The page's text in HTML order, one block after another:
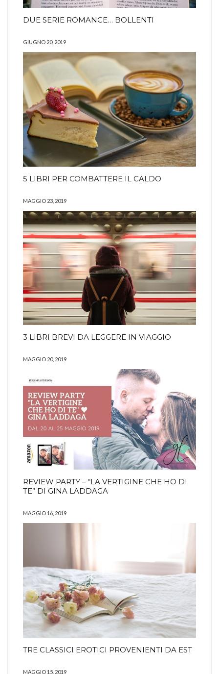
DUE SERIE ROMANCE… BOLLENTI
GIUGNO 20, 2019
5 LIBRI PER COMBATTERE IL CALDO
MAGGIO 23, 2019
3 LIBRI BREVI DA LEGGERE IN VIAGGIO
MAGGIO 20, 2019
REVIEW PARTY – “LA VERTIGINE CHE HO DI
TE” DI GINA LADDAGA
MAGGIO 16, 2019
TRE CLASSICI EROTICI PROVENIENTI DA EST
MAGGIO 15, 2019